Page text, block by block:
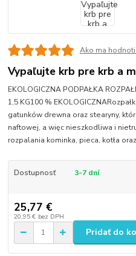
Ako ma
Vypaľujte krb pre krb a
EKOLOGICZNA PODPAŁKA
1,5 KG100 %
gatunków drewna oraz stearyny,
naftowej, a więc nieszkodliwa i
rozpalania kominka, pieca, kotła
Dostupnosť 3-7 dní
25,77 €
20,95 € bez DPH
Pridať do